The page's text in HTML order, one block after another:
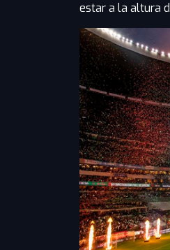
estar a la altura